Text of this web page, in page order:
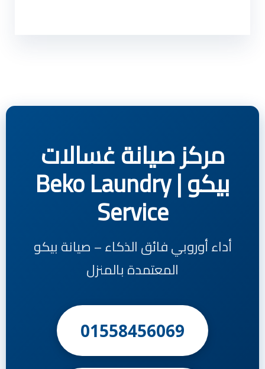
مركز صيانة غسالات
بيكو | Beko Laundry
Service
أداء أوروبي فائق الذكاء – صيانة بيكو
المعتمدة بالمنزل
01558456069